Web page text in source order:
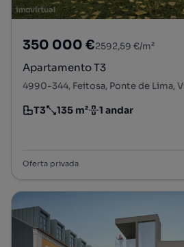
350 000 €2592,59 €/m²
Apartamento T3
4990-344, Feitosa, Ponte de Lima,
Tipologia
T3
Preço por metro quadrado
135 m²
Andar 1 andar
Oferta privada